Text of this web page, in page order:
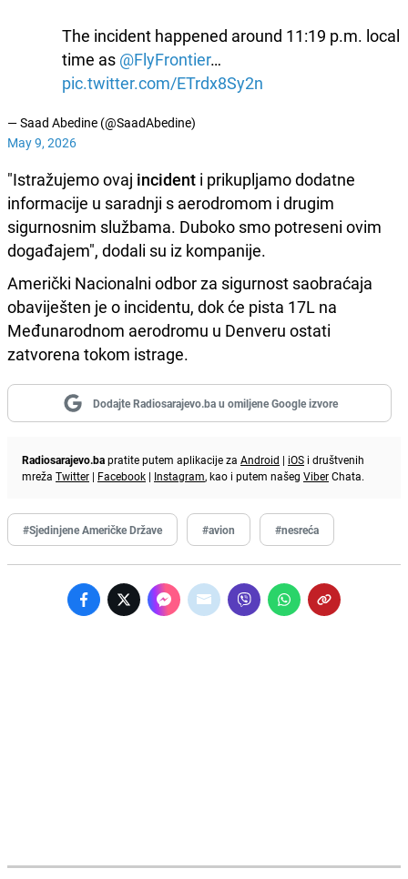
The incident happened around 11:19 p.m. local
time as @FlyFrontier…
pic.twitter.com/ETrdx8Sy2n
— Saad Abedine (@SaadAbedine)
May 9, 2026
"Istražujemo ovaj incident i prikupljamo dodatne
informacije u saradnji s aerodromom i drugim
sigurnosnim službama. Duboko smo potreseni ovim
događajem", dodali su iz kompanije.
Američki Nacionalni odbor za sigurnost saobraćaja
obaviješten je o incidentu, dok će pista 17L na
Međunarodnom aerodromu u Denveru ostati
zatvorena tokom istrage.
Dodajte Radiosarajevo.ba u omiljene Google izvore
Radiosarajevo.bapratite putem aplikacije za Android | iOS i društvenih
mreža Twitter | Facebook | Instagram, kao i putem našeg ViberChata.
#Sjedinjene Američke Države #avion #nesreća